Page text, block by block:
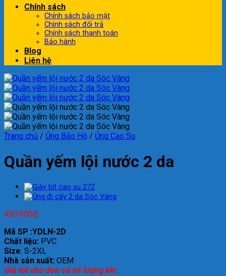
Chính sách
Chính sách bảo mật
Chính sách đổi trả
Chính sách thanh toán
Bảo hành
Blog
Liên hệ
Trang chủ / Ủng Bảo Hộ / Ủng Cao Su
Quần yếm lội nước 2 da
450.000₫
Mã SP :YDLN-2D
Chất liệu: PVC
Size: S-2XL
Nhà sản xuất: OEM
Giá tốt cho đơn có số lượng lớn